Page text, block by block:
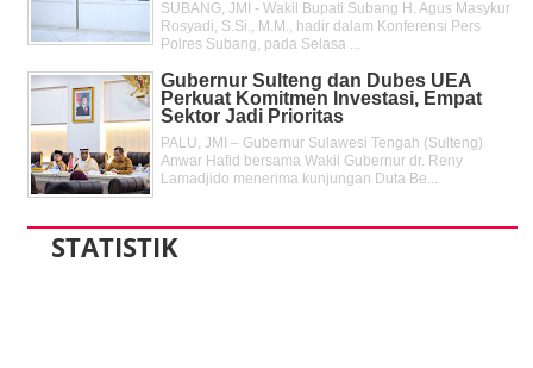
SUBANG, JMI - Wakil Bupati Subang H. Agus Masykur
Rosyadi, S.Si., M.M., hadir dalam Konferensi Pers
Polres Subang, pada Selasa ...
Gubernur Sulteng dan Dubes UEA
Perkuat Komitmen Investasi, Empat
Sektor Jadi Prioritas
PALU, JMI – Gubernur Sulawesi Tengah (Sulteng)
Anwar Hafid bersama Wakil Gubernur dr. Reny
Lamadjido menerima kunjungan Duta Be...
STATISTIK